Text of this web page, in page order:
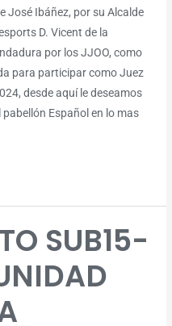
José Ibáñez, por su Alcalde
D. Vicent de la
por los JJOO, como
para participar como Juez
desde aquí le deseamos
Español en lo mas
SUB15-